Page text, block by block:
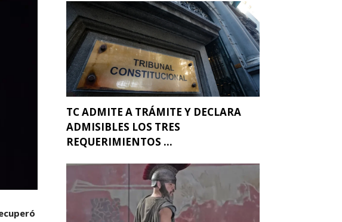
TC ADMITE A TRÁMITE Y DECLARA
ADMISIBLES LOS TRES
REQUERIMIENTOS ...